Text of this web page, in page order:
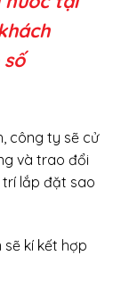
công ty sẽ cử
và trao đổi
lắp đặt sao
kí kết hợp